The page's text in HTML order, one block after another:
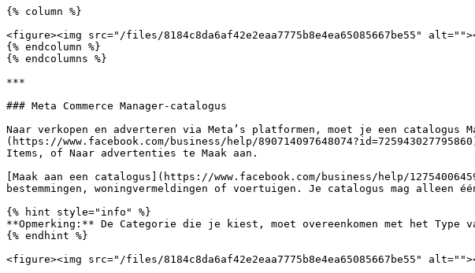
{% column %}
<figure><img src="/files/8184c8da6af42e2eaa7775b8e4ea65085667be55"
{% endcolumn %}
{% endcolumns %}
***
### Meta Commerce Manager-catalogus
Naar verkopen en adverteren via Meta’s platformen, moet je een catalogus
(https://www.facebook.com/business/help/
Items, of Naar advertenties te Maak aan.
[Maak aan een catalogus](https://www.facebook.com/business/help/
bestemmingen, woningvermeldingen of voertuigen. Je catalogus mag alleen
{% hint style="info" %}
**Opmerking:** De Categorie die je kiest, moet overeenkomen met het Type
{% endhint %}
<figure><img src="/files/8184c8da6af42e2eaa7775b8e4ea65085667be55"